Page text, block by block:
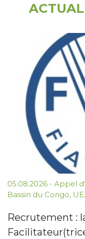
05.08.2026 - Appel
Bassin du Congo, UE,
Recrutement :